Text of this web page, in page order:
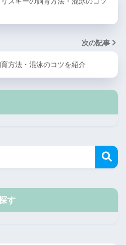
次の記事
方法・混泳のコツを紹介
す